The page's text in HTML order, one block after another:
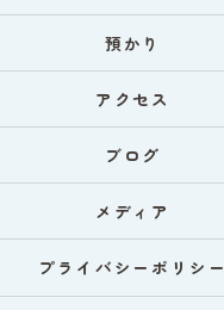
預かり
アクセス
ブログ
メディア
プライバシーポリシー